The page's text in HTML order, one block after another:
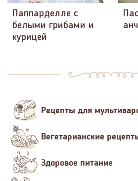
Паппарделле с
белыми грибами и
курицей
Рецепты для
Вегетарианские
Здоровое питание